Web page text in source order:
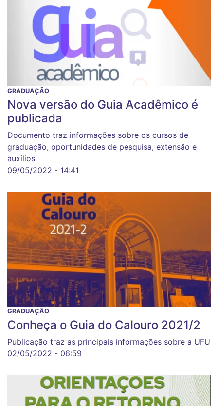
GRADUAÇÃO
Nova versão do Guia Acadêmico é
publicada
Documento traz informações sobre os cursos de
graduação, oportunidades de pesquisa, extensão e
auxílios
09/05/2022 - 14:41
GRADUAÇÃO
Conheça o Guia do Calouro 2021/2
Publicação traz as principais informações sobre a UFU
02/05/2022 - 06:59